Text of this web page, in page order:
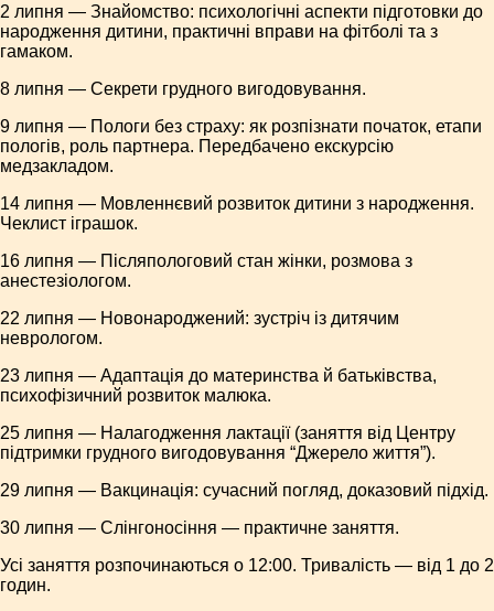
2 липня — Знайомство: психологічні аспекти підготовки до
народження дитини, практичні вправи на фітболі та з
гамаком.
8 липня — Секрети грудного вигодовування.
9 липня — Пологи без страху: як розпізнати початок, етапи
пологів, роль партнера. Передбачено екскурсію
медзакладом.
14 липня — Мовленнєвий розвиток дитини з народження.
Чеклист іграшок.
16 липня — Післяпологовий стан жінки, розмова з
анестезіологом.
22 липня — Новонароджений: зустріч із дитячим
неврологом.
23 липня — Адаптація до материнства й батьківства,
психофізичний розвиток малюка.
25 липня — Налагодження лактації (заняття від Центру
підтримки грудного вигодовування “Джерело життя”).
29 липня — Вакцинація: сучасний погляд, доказовий підхід.
30 липня — Слінгоносіння — практичне заняття.
Усі заняття розпочинаються о 12:00. Тривалість — від 1 до 2
годин.